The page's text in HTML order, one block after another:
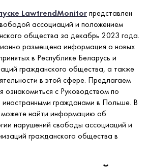
LawtrendMonitorпредставлен
ассоциаций и положением
общества за декабрь 2023 года.
размещена информация о новых
в Республике Беларусь и
гражданского общества, а также
в этой сфере. Предлагаем
ознакомиться с Руководством по
гражданами в Польше. В
найти информацию об
нарушений свободы ассоциаций и
гражданского общества в